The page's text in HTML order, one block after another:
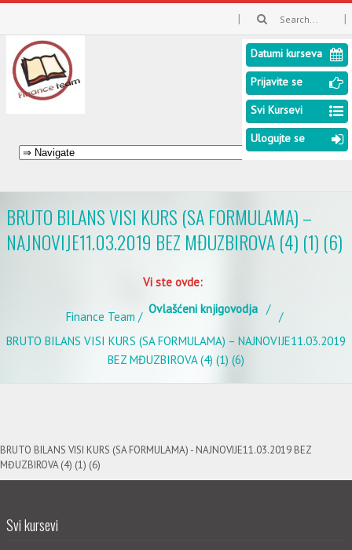
BRUTO BILANS VISI KURS (SA FORMULAMA) –
NAJNOVIJE11.03.2019 BEZ MĐUZBIROVA (4) (1) (6)
Vi ste ovde:
Finance Team
Ovlašćeni knjigovodja
BRUTO BILANS VISI KURS (SA FORMULAMA) – NAJNOVIJE11.03.2019
BEZ MĐUZBIROVA (4) (1) (6)
BRUTO BILANS VISI KURS (SA FORMULAMA) - NAJNOVIJE11.03.2019 BEZ
MĐUZBIROVA (4) (1) (6)
Svi kursevi
Datumi kurseva
Prijavite se
Svi Kursevi
Ulogujte se